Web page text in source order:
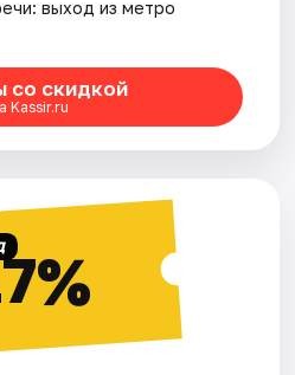
выход из метро
со скидкой
Kassir.ru